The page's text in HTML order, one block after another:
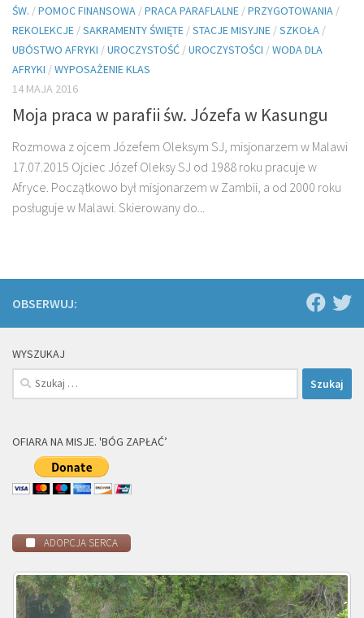
ŚW. /POMOC FINANSOWA /PRACA PARAFLALNE /PRZYGOTOWANIA /
REKOLEKCJE /SAKRAMENTY ŚWIĘTE /STACJE MISYJNE /SZKOŁA /
UBÓSTWO AFRYKI /UROCZYSTOŚĆ /UROCZYSTOŚCI /WODA DLA
AFRYKI /WYPOSAŻENIE KLAS
14 MAJA 2016
Moja praca w parafii św. Józefa w Kasungu
Rozmowa z ojcem Józefem Oleksym SJ, misjonarzem w Malawi
17.07.2015 Ojciec Józef Oleksy SJ od 1988 roku pracuje w
Afryce. Początkowo był misjonarzem w Zambii, a od 2000 roku
posługuje w Malawi. Skierowany do...
OBSERWUJ:
WYSZUKAJ
Szukaj:
OFIARA NA MISJE. 'BÓG ZAPŁAĆ’
ADOPCJA SERCA